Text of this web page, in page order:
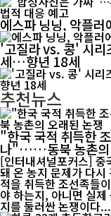
에스파 닝닝, 악플
'고질라 vs. 콩' 시리
세…향년 18세
추천뉴스
"한국 국적 취득한
나"……동북 농촌의
[인터내셔널포커스] 중
돼 온 농지 문제가 다
적을 취득한 조선족들
야 하는지, 아니면 실
지를 둘러싼 논쟁이다